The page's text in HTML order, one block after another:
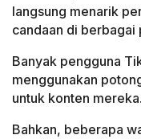
langsung menarik
candaan di berbagai
Banyak pengguna
menggunakan
untuk konten mereka.
Bahkan, beberapa